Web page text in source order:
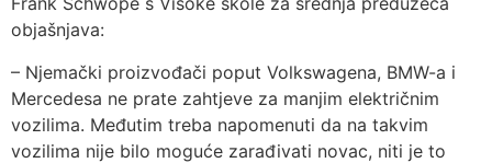
objašnjava:
– Njemački proizvođači poput Volkswagena, BMW-a i
Mercedesa ne prate zahtjeve za manjim električnim
vozilima. Međutim treba napomenuti da na takvim
vozilima nije bilo moguće zarađivati novac, niti je to